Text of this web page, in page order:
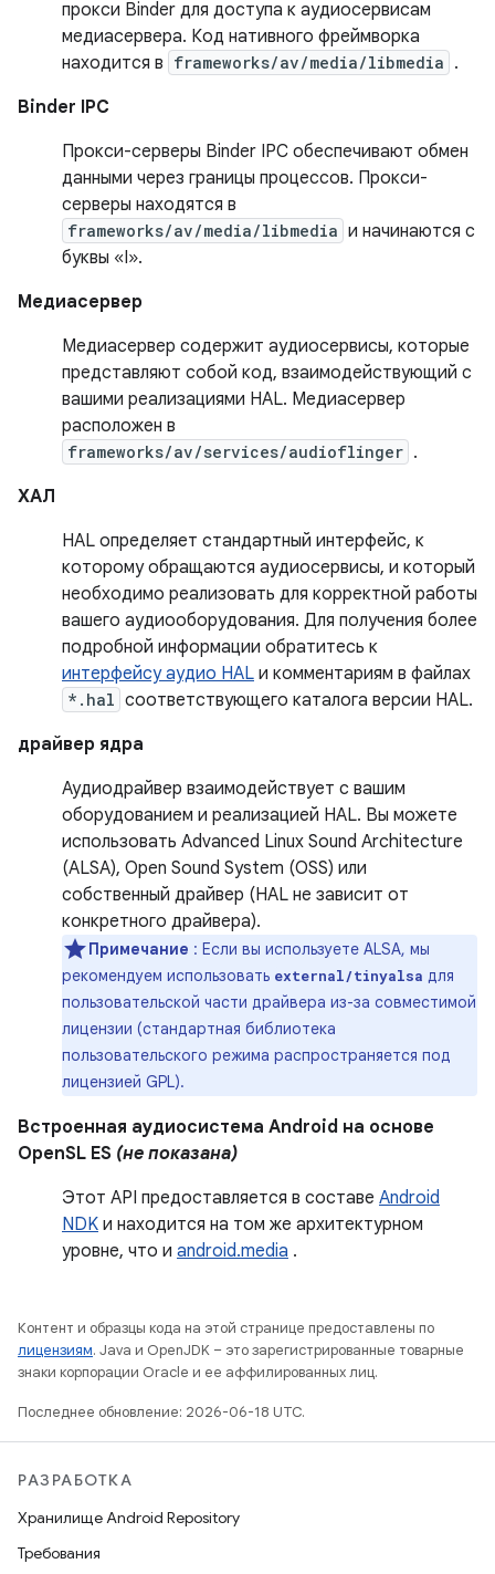
прокси Binder для доступа к аудиосервисам
медиасервера. Код нативного фреймворка
находится в frameworks/av/media/libmedia .
Binder IPC
Прокси-серверы Binder IPC обеспечивают обмен
данными через границы процессов. Прокси-
серверы находятся в
frameworks/av/media/libmedia и начинаются с
буквы «I».
Медиасервер
Медиасервер содержит аудиосервисы, которые
представляют собой код, взаимодействующий с
вашими реализациями HAL. Медиасервер
расположен в
frameworks/av/services/audioflinger .
ХАЛ
HAL определяет стандартный интерфейс, к
которому обращаются аудиосервисы, и который
необходимо реализовать для корректной работы
вашего аудиооборудования. Для получения более
подробной информации обратитесь к
интерфейсу аудио HAL и комментариям в файлах
*.hal соответствующего каталога версии HAL.
драйвер ядра
Аудиодрайвер взаимодействует с вашим
оборудованием и реализацией HAL. Вы можете
использовать Advanced Linux Sound Architecture
(ALSA), Open Sound System (OSS) или
собственный драйвер (HAL не зависит от
конкретного драйвера).
Примечание : Если вы используете ALSA, мы
рекомендуем использовать external/tinyalsa для
пользовательской части драйвера из-за совместимой
лицензии (стандартная библиотека
пользовательского режима распространяется под
лицензией GPL).
Встроенная аудиосистема Android на основе
OpenSL ES (не показана)
Этот API предоставляется в составе Android
NDK и находится на том же архитектурном
уровне, что и android.media .
Контент и образцы кода на этой странице предоставлены по
лицензиям. Java и OpenJDK – это зарегистрированные товарные
знаки корпорации Oracle и ее аффилированных лиц.
Последнее обновление: 2026-06-18 UTC.
РАЗРАБОТКА
Хранилище Android Repository
Требования